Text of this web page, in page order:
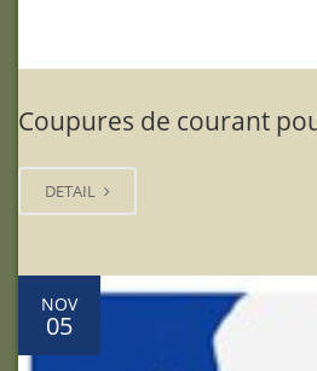
Coupures de courant
DETAIL
NOV
05